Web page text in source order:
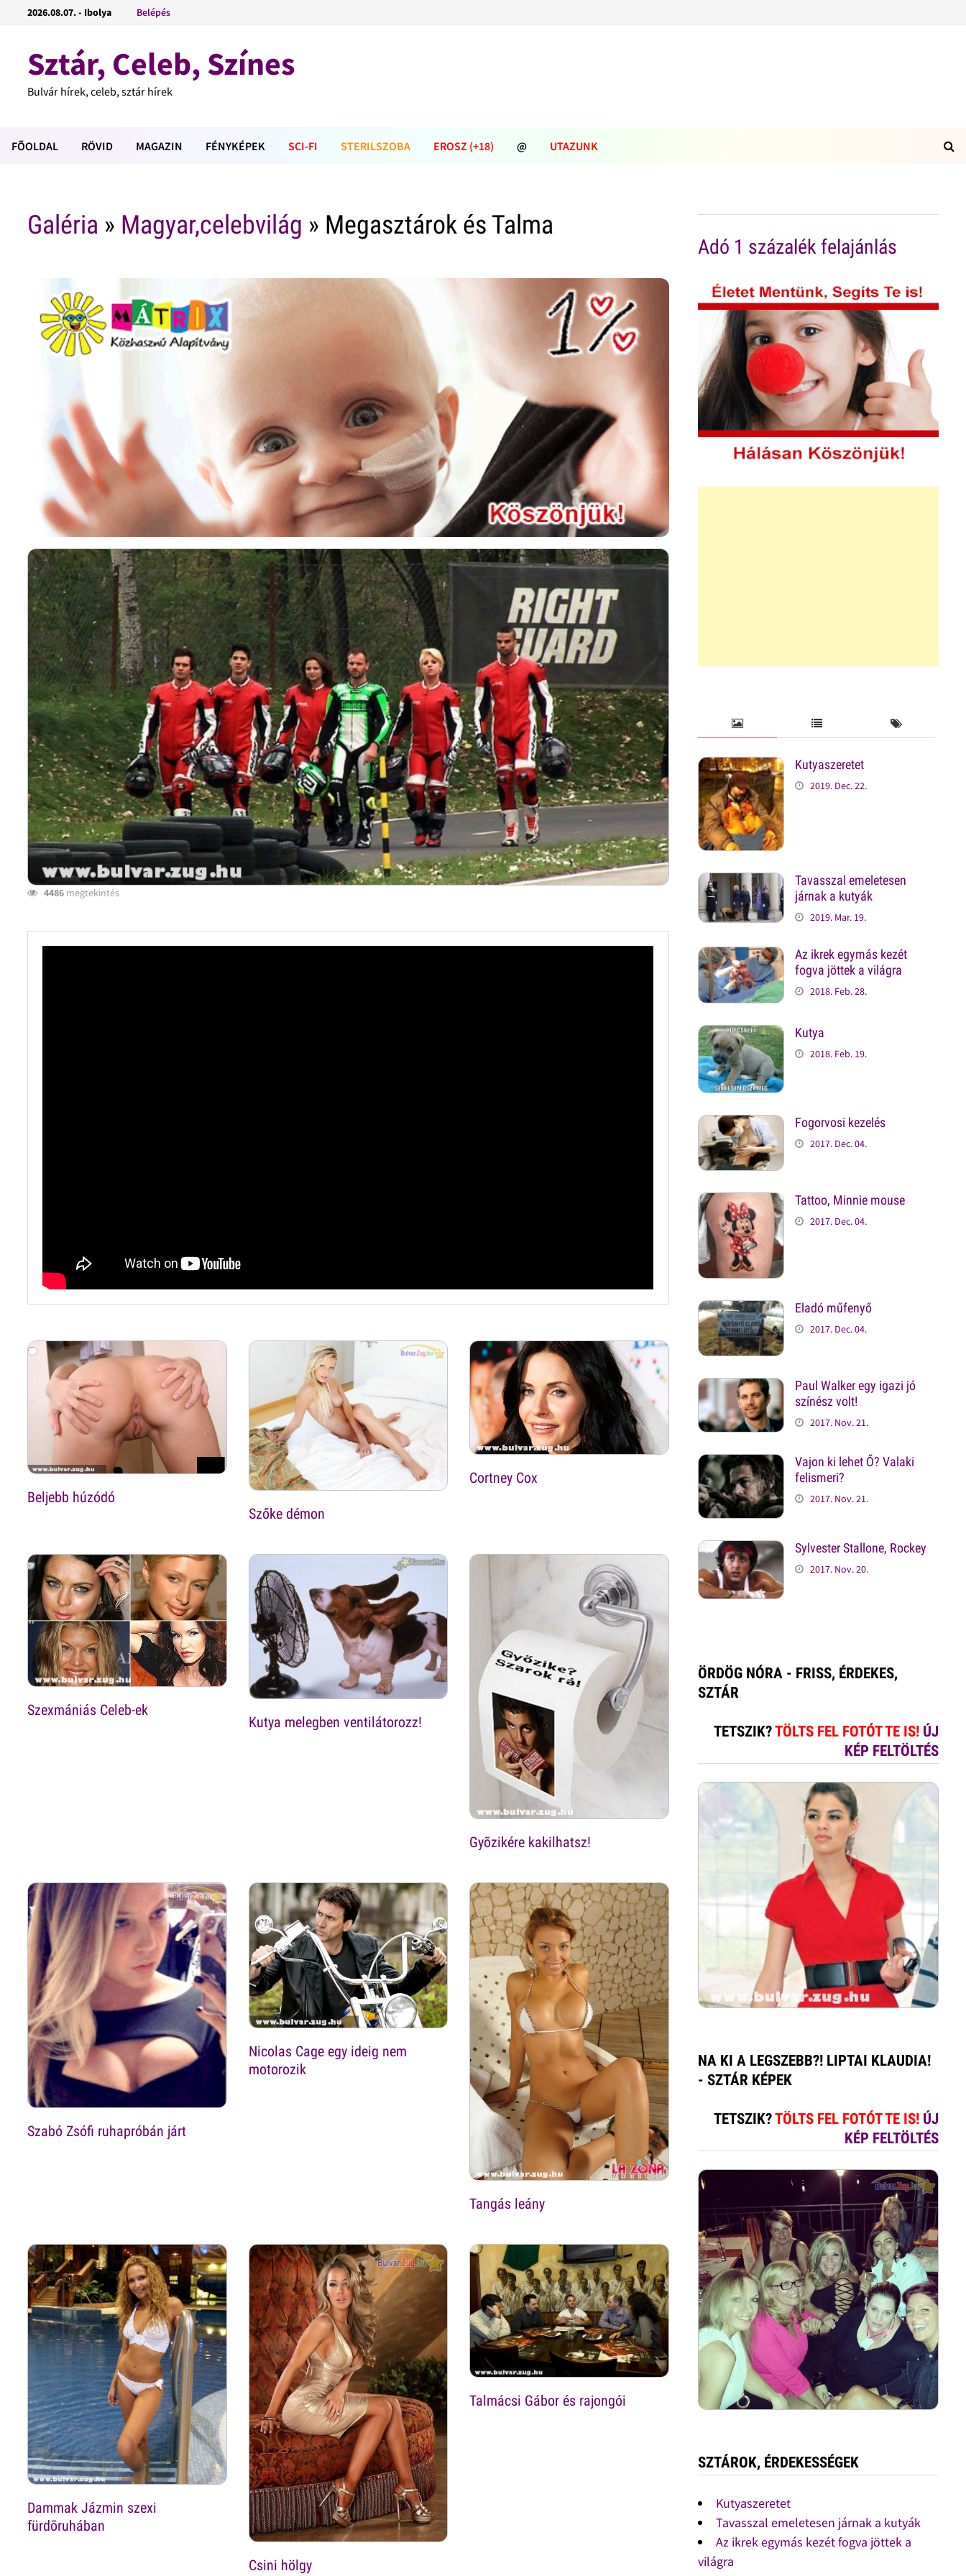
2026.08.07. - Ibolya Belépés
Sztár, Celeb, Színes
Bulvár hírek, celeb, sztár hírek
FÕOLDAL RÖVID MAGAZIN FÉNYKÉPEK SCI-FI STERILSZOBA EROSZ (+18) @ UTAZUNK
Galéria » Magyar,celebvilág » Megasztárok és Talma
4486 megtekintés
Beljebb húzódó
Szőke démon
Cortney Cox
Szexmániás Celeb-ek
Kutya melegben ventilátorozz!
Gyõzikére kakilhatsz!
Szabó Zsófi ruhapróbán járt
Nicolas Cage egy ideig nem
motorozik
Tangás leány
Dammak Jázmin szexi
fürdõruhában
Csini hölgy
Talmácsi Gábor és rajongói
Adó 1 százalék felajánlás
Kutyaszeretet
2019. Dec. 22.
Tavasszal emeletesen
járnak a kutyák
2019. Mar. 19.
Az ikrek egymás kezét
fogva jöttek a világra
2018. Feb. 28.
Kutya
2018. Feb. 19.
Fogorvosi kezelés
2017. Dec. 04.
Tattoo, Minnie mouse
2017. Dec. 04.
Eladó műfenyő
2017. Dec. 04.
Paul Walker egy igazi jó
színész volt!
2017. Nov. 21.
Vajon ki lehet Ő? Valaki
felismeri?
2017. Nov. 21.
Sylvester Stallone, Rockey
2017. Nov. 20.
ÖRDÖG NÓRA - FRISS, ÉRDEKES,
SZTÁR
TETSZIK?TÖLTS FEL FOTÓT TE IS! ÚJ
KÉP FELTÖLTÉS
NA KI A LEGSZEBB?! LIPTAI KLAUDIA!
- SZTÁR KÉPEK
TETSZIK?TÖLTS FEL FOTÓT TE IS! ÚJ
KÉP FELTÖLTÉS
SZTÁROK, ÉRDEKESSÉGEK
Kutyaszeretet
Tavasszal emeletesen járnak a kutyák
Az ikrek egymás kezét fogva jöttek a
világra